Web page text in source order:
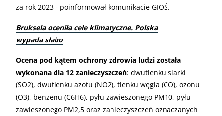
za rok 2023 - poinformował komunikacie GIOŚ.
Bruksela oceniła cele klimatyczne. Polska
wypada słabo
Ocena pod kątem ochrony zdrowia ludzi została
wykonana dla 12 zanieczyszczeń: dwutlenku siarki
(SO2), dwutlenku azotu (NO2), tlenku węgla (CO), ozonu
(O3), benzenu (C6H6), pyłu zawieszonego PM10, pyłu
zawieszonego PM2,5 oraz zanieczyszczeń oznaczanych